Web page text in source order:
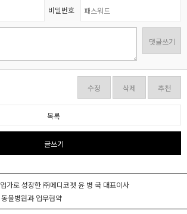
비밀번호
댓글쓰기
수정 삭제 추천
목록
글쓰기
가로 성장한 ㈜메디코펫 윤 병 국 대표이사
물병원과 업무협약